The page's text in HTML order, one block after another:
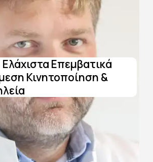
Επεμβατικά
Κινητοποίηση &